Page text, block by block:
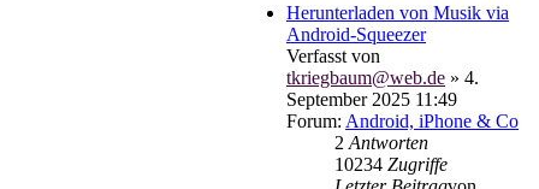
Herunterladen von Musik via
Android-Squeezer
Verfasst von
tkriegbaum@web.de » 4.
September 2025 11:49
Forum: Android, iPhone & Co
2 Antworten
10234 Zugriffe